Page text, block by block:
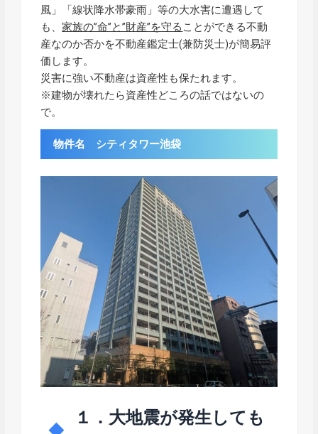
風」「線状降水帯豪雨」等の大水害に遭遇して
も、家族の”命”と”財産”を守る ことができる不動
産なのか否かを不動産鑑定士(兼防災士)が簡易評
価します。
災害に強い不動産は資産性も保たれます。
※建物が壊れたら資産性どころの話ではないの
で。
物件名 シティタワー池袋
１．大地震が発生しても